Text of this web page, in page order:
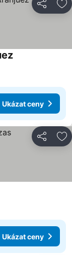
Sdílet
Ukázat ceny
Sdílet
Ukázat ceny